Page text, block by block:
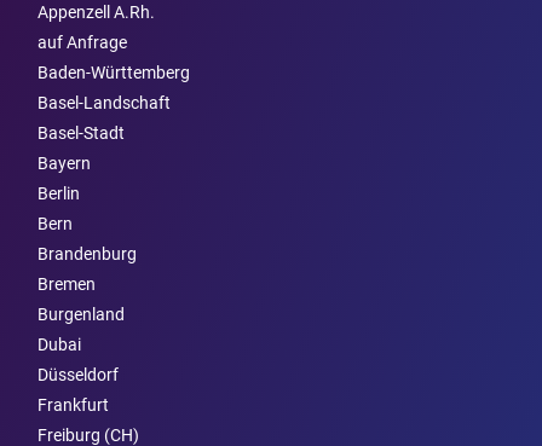
Appenzell A.Rh.
auf Anfrage
Baden-Württemberg
Basel-Landschaft
Basel-Stadt
Bayern
Berlin
Bern
Brandenburg
Bremen
Burgen­land
Dubai
Düsseldorf
Frankfurt
Freiburg (CH)